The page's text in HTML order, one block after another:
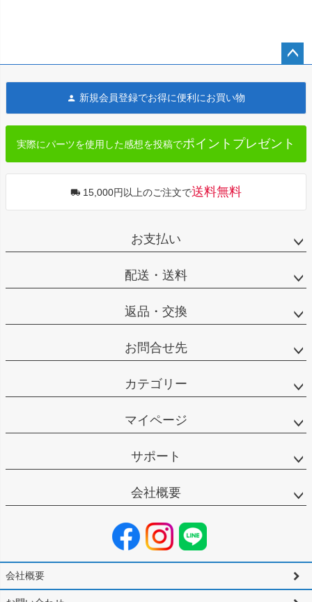
へ
新規会員登録でお得に便利にお買い物
実際にパーツを使用した感想を投稿でポイントプレゼント
15,000円以上のご注文で送料無料
お支払い
配送・送料
返品・交換
お問合せ先
カテゴリー
マイページ
サポート
会社概要
会社概要